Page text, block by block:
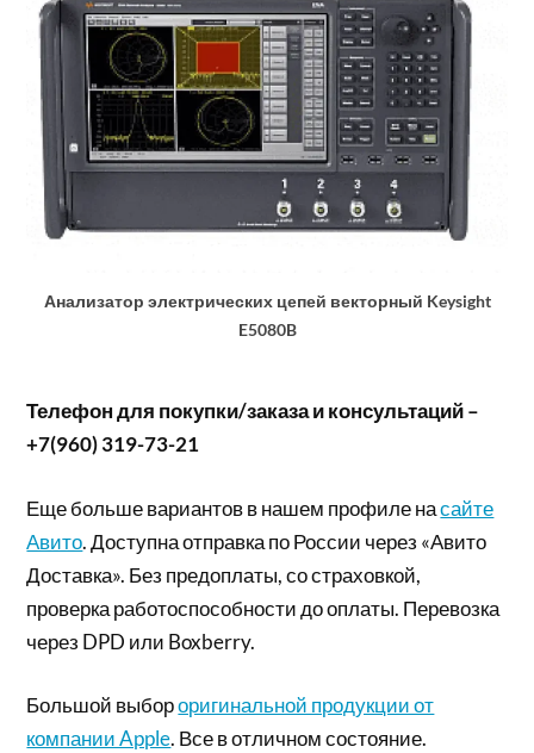
Анализатор электрических цепей векторный Keysight
E5080B
Телефон для покупки/заказа и консультаций –
+7(960) 319-73-21
Еще больше вариантов в нашем профиле насайте
Авито. Доступна отправка по России через «Авито
Доставка». Без предоплаты, со страховкой,
проверка работоспособности до оплаты. Перевозка
через DPD или Boxberry.
Большой выбороригинальной продукции от
компании Apple. Все в отличном состояние.